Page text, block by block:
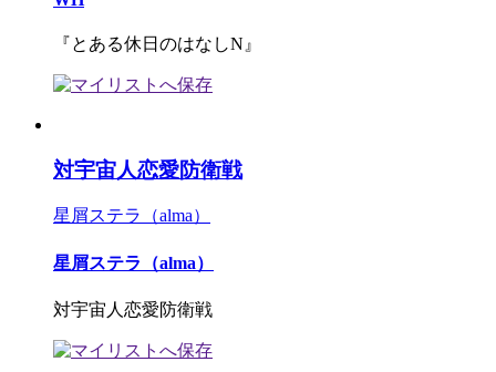
『とある休日のはなしN』
対宇宙人恋愛防衛戦
星屑ステラ（alma）
星屑ステラ（alma）
対宇宙人恋愛防衛戦